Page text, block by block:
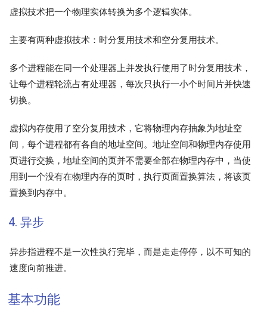
虚拟技术把一个物理实体转换为多个逻辑实体。
主要有两种虚拟技术：时分复用技术和空分复用技术。
多个进程能在同一个处理器上并发执行使用了时分复用技术，
让每个进程轮流占有处理器，每次只执行一小个时间片并快速
切换。
虚拟内存使用了空分复用技术，它将物理内存抽象为地址空
间，每个进程都有各自的地址空间。地址空间和物理内存使用
页进行交换，地址空间的页并不需要全部在物理内存中，当使
用到一个没有在物理内存的页时，执行页面置换算法，将该页
置换到内存中。
4. 异步
异步指进程不是一次性执行完毕，而是走走停停，以不可知的
速度向前推进。
基本功能